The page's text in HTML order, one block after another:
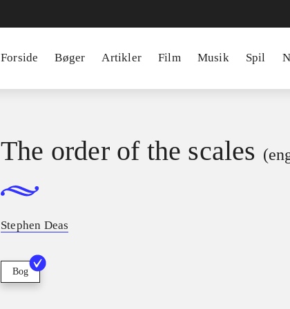
Forside Bøger Artikler Film Musik Spil
The order of the scales
Stephen Deas
Bog